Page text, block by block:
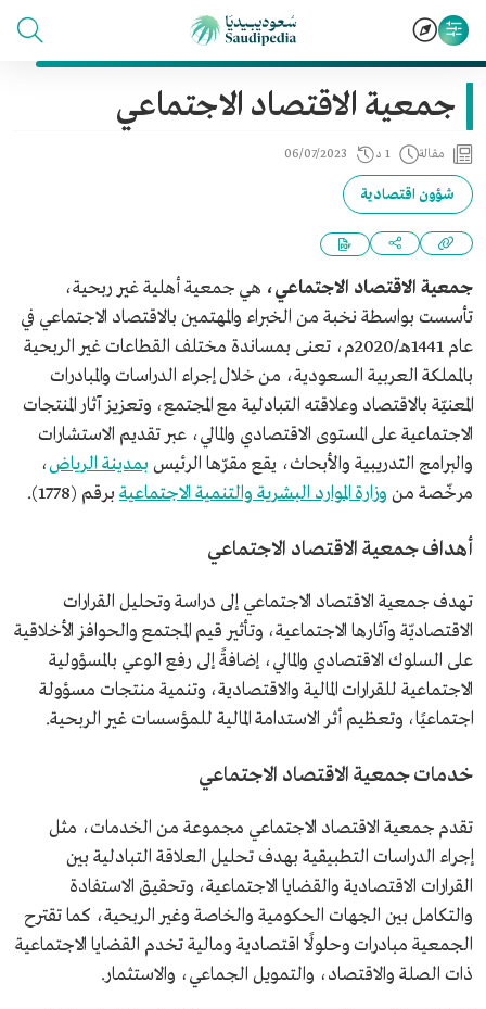
جمعية الاقتصاد الاجتماعي
مقالة 1 د 06/07/2023
شؤون اقتصادية
جمعية الاقتصاد الاجتماعي، هي جمعية أهلية غير ربحية،
تأسست بواسطة نخبة من الخبراء والمهتمين بالاقتصاد الاجتماعي في
عام 1441هـ/2020م، تعنى بمساندة مختلف القطاعات غير الربحية
بالمملكة العربية السعودية، من خلال إجراء الدراسات والمبادرات
المعنيّة بالاقتصاد وعلاقته التبادلية مع المجتمع، وتعزيز آثار المنتجات
الاجتماعية على المستوى الاقتصادي والمالي، عبر تقديم الاستشارات
والبرامج التدريبية والأبحاث، يقع مقرّها الرئيس بمدينة الرياض،
مرخّصة من وزارة الموارد البشرية والتنمية الاجتماعية برقم (1778).
أهداف جمعية الاقتصاد الاجتماعي
تهدف جمعية الاقتصاد الاجتماعي إلى دراسة وتحليل القرارات
الاقتصاديّة وآثارها الاجتماعية، وتأثير قيم المجتمع والحوافز الأخلاقية
على السلوك الاقتصادي والمالي، إضافةً إلى رفع الوعي بالمسؤولية
الاجتماعية للقرارات المالية والاقتصادية، وتنمية منتجات مسؤولة
اجتماعيًا، وتعظيم أثر الاستدامة المالية للمؤسسات غير الربحية.
خدمات جمعية الاقتصاد الاجتماعي
تقدم جمعية الاقتصاد الاجتماعي مجموعة من الخدمات، مثل
إجراء الدراسات التطبيقية بهدف تحليل العلاقة التبادلية بين
القرارات الاقتصادية والقضايا الاجتماعية، وتحقيق الاستفادة
والتكامل بين الجهات الحكومية والخاصة وغير الربحية، كما تقترح
الجمعية مبادرات وحلولًا اقتصادية ومالية تخدم القضايا الاجتماعية
ذات الصلة والاقتصاد، والتمويل الجماعي، والاستثمار.